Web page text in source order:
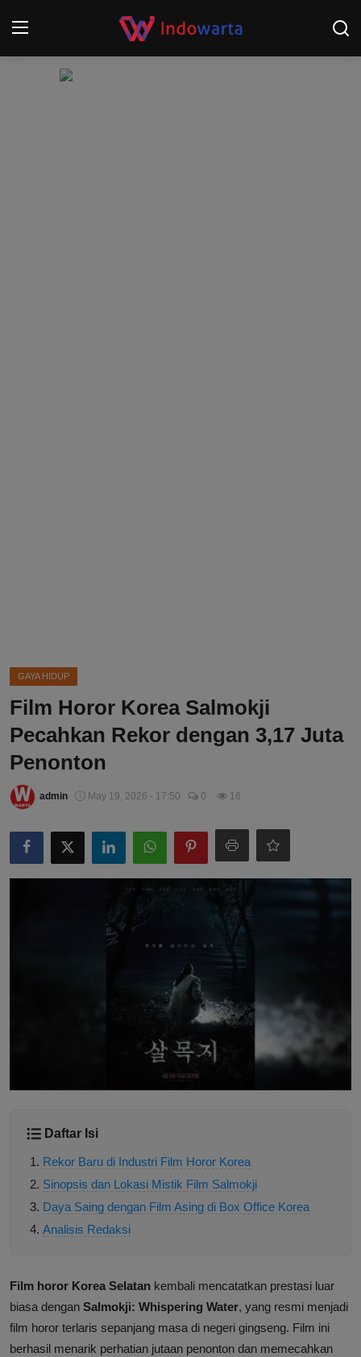
GAYA HIDUP
Film Horor Korea Salmokji
Pecahkan Rekor dengan 3,17 Juta
Penonton
admin May 19, 2026 - 17:50 0 16
Daftar Isi
Rekor Baru di Industri Film Horor Korea
Sinopsis dan Lokasi Mistik Film Salmokji
Daya Saing dengan Film Asing di Box Office Korea
Analisis Redaksi
Film horor Korea Selatan kembali mencatatkan prestasi luar
biasa dengan Salmokji: Whispering Water, yang resmi menjadi
film horor terlaris sepanjang masa di negeri gingseng. Film ini
berhasil menarik perhatian jutaan penonton dan memecahkan